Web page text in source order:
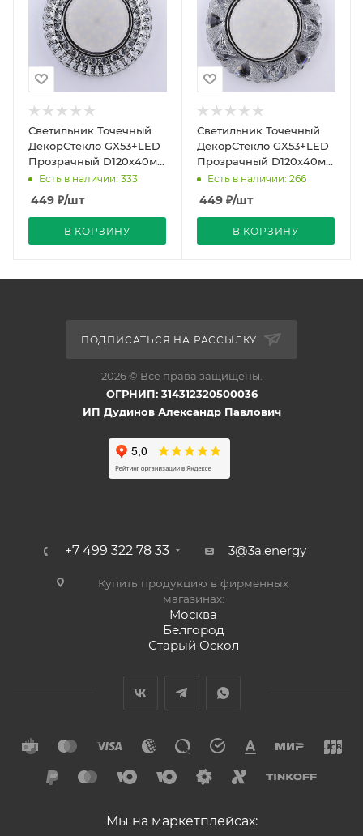
Светильник Точечный
ДекорСтекло GX53+LED
Прозрачный D120х40мм
IP20 KG5321 LBT
Есть в наличии: 333
449 ₽/шт
В КОРЗИНУ
Светильник Точечный
ДекорСтекло GX53+LED
Прозрачный D120х40мм
IP20 KG5319 LBT
Есть в наличии: 266
449 ₽/шт
В КОРЗИНУ
ПОДПИСАТЬСЯ НА РАССЫЛКУ
2026 © Все права защищены.
ОГРНИП: 314312320500036
ИП Дудинов Александр Павлович
+7 499 322 78 33 3@3a.energy
Купить продукцию в фирменных
магазинах:
Москва
Белгород
Старый Оскол
Мы на маркетплейсах: